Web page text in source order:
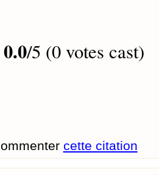
0.0/5 (0 votes cast)
cette citation